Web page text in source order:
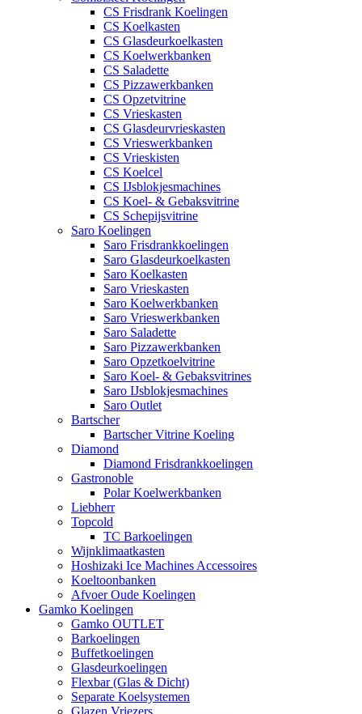
CS Frisdrank Koelingen
CS Koelkasten
CS Glasdeurkoelkasten
CS Koelwerkbanken
CS Saladette
CS Pizzawerkbanken
CS Opzetvitrine
CS Vrieskasten
CS Glasdeurvrieskasten
CS Vrieswerkbanken
CS Vrieskisten
CS Koelcel
CS IJsblokjesmachines
CS Koel- & Gebaksvitrine
CS Schepijsvitrine
Saro Koelingen
Saro Frisdrankkoelingen
Saro Glasdeurkoelkasten
Saro Koelkasten
Saro Vrieskasten
Saro Koelwerkbanken
Saro Vrieswerkbanken
Saro Saladette
Saro Pizzawerkbanken
Saro Opzetkoelvitrine
Saro Koel- & Gebaksvitrines
Saro IJsblokjesmachines
Saro Outlet
Bartscher
Bartscher Vitrine Koeling
Diamond
Diamond Frisdrankkoelingen
Gastronoble
Polar Koelwerkbanken
Liebherr
Topcold
TC Barkoelingen
Wijnklimaatkasten
Hoshizaki Ice Machines Accessoires
Koeltoonbanken
Afvoer Oude Koelingen
Gamko Koelingen
Gamko OUTLET
Barkoelingen
Buffetkoelingen
Glasdeurkoelingen
Flexbar (Glas & Dicht)
Separate Koelsystemen
Glazen Vriezers